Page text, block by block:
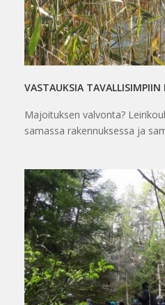
VASTAUKSIA TAVALLISIMPIIN
Majoituksen valvonta?
samassa rakennuksessa ja